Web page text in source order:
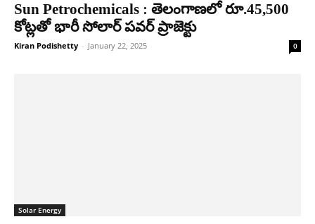
Sun Petrochemicals : తెలంగాణ‌లో రూ.45,500
కోట్లతో భారీ సోలార్​ పవర్​ ప్రాజెక్టు
Kiran Podishetty - January 22, 2025 0
Solar Energy